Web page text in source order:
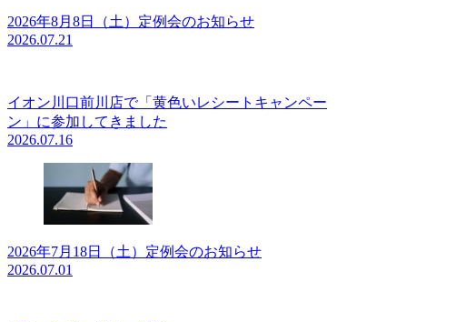
2026年8月8日（土）定例会のお知らせ
2026.07.21
イオン川口前川店で「黄色いレシートキャンペー
ン」に参加してきました
2026.07.16
2026年7月18日（土）定例会のお知らせ
2026.07.01